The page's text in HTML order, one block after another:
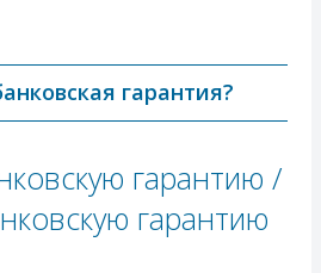
гарантия?
гарантию /
гарантию